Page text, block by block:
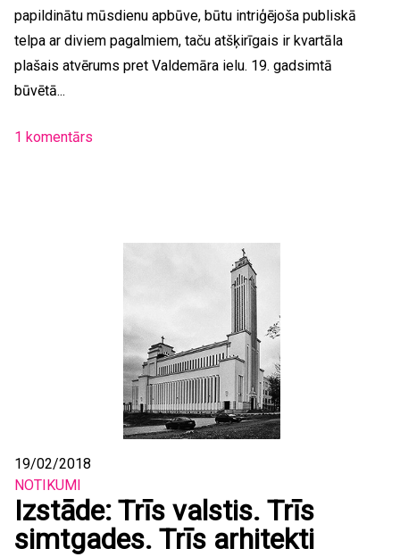
papildinātu mūsdienu apbūve, būtu intriģējoša publiskā
telpa ar diviem pagalmiem, taču atšķirīgais ir kvartāla
plašais atvērums pret Valdemāra ielu. 19. gadsimtā
būvētā...
1 komentārs
19/02/2018
NOTIKUMI
Izstāde: Trīs valstis. Trīs
simtgades. Trīs arhitekti